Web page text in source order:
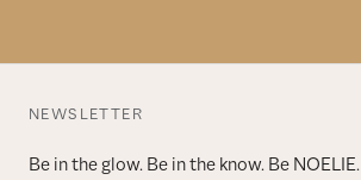
NEWSLETTER
Be in the glow. Be in the know. Be NOELIE.